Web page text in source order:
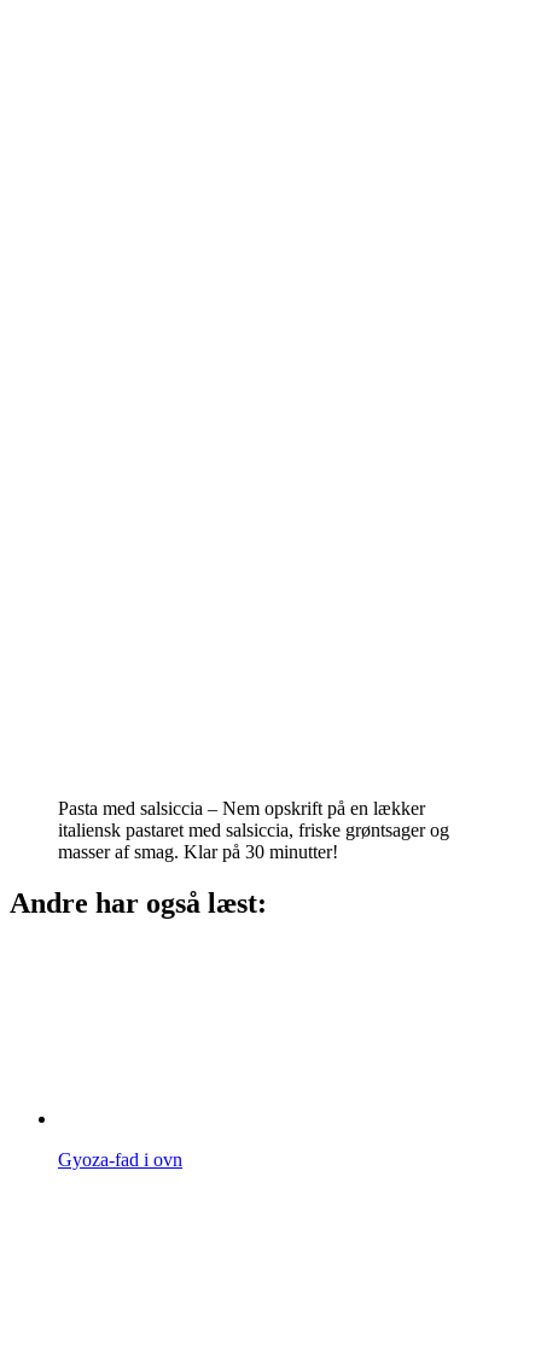
Pasta med salsiccia – Nem opskrift på en lækker
italiensk pastaret med salsiccia, friske grøntsager og
masser af smag. Klar på 30 minutter!
Andre har også læst:
Gyoza-fad i ovn